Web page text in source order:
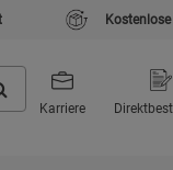
Karriere